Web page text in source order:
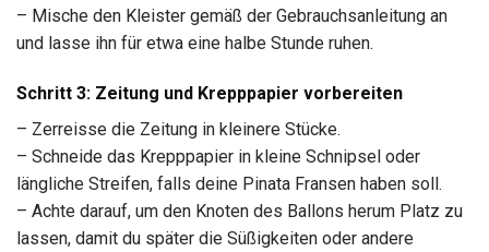
– Mische den Kleister gemäß der Gebrauchsanleitung an
und lasse ihn für etwa eine halbe Stunde ruhen.
Schritt 3: Zeitung und Krepppapier vorbereiten
– Zerreisse die Zeitung in kleinere Stücke.
– Schneide das Krepppapier in kleine Schnipsel oder
längliche Streifen, falls deine Pinata Fransen haben soll.
– Achte darauf, um den Knoten des Ballons herum Platz zu
lassen, damit du später die Süßigkeiten oder andere